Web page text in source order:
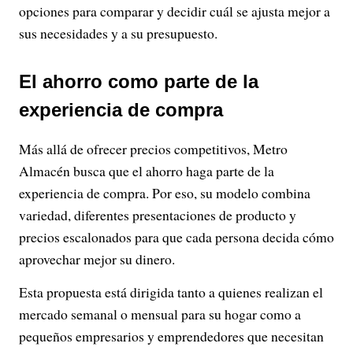
opciones para comparar y decidir cuál se ajusta mejor a
sus necesidades y a su presupuesto.
El ahorro como parte de la
experiencia de compra
Más allá de ofrecer precios competitivos, Metro
Almacén busca que el ahorro haga parte de la
experiencia de compra. Por eso, su modelo combina
variedad, diferentes presentaciones de producto y
precios escalonados para que cada persona decida cómo
aprovechar mejor su dinero.
Esta propuesta está dirigida tanto a quienes realizan el
mercado semanal o mensual para su hogar como a
pequeños empresarios y emprendedores que necesitan